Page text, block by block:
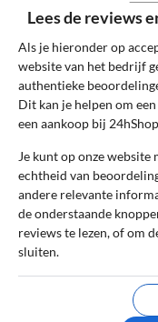
Bestelnummer
Review Titel *
De review *
Lees de reviews
Als je hieronder op
website van het bedrijf
authentieke
Dit kan je helpen om
een aankoop bij
Je kunt op onze
echtheid van
andere relevante
de onderstaande
reviews te lezen, of om
sluiten.